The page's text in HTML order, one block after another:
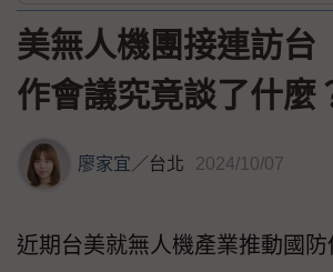
美無人機團接連訪
作會議究竟談了什麼
廖家宜／台北 2024/10/07
近期台美就無人機產業推動國